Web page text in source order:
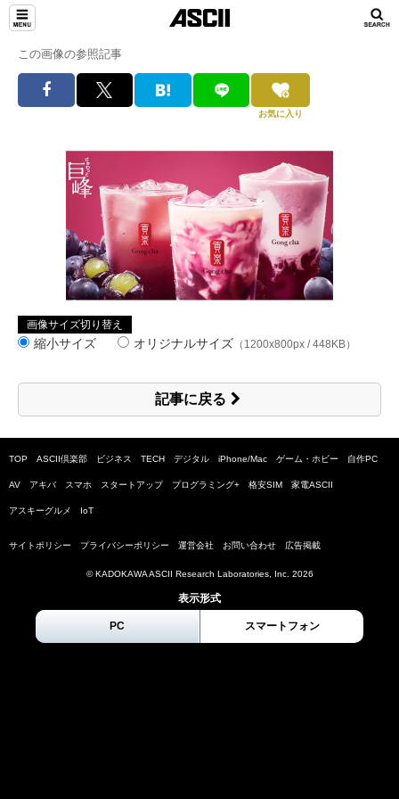
この画像の参照記事
お気に入り
画像サイズ切り替え
縮小サイズ オリジナルサイズ （1200x800px / 448KB）
記事に戻る
TOP ASCII倶楽部 ビジネス TECH デジタル iPhone/Mac ゲーム・ホビー 自作PC
AV アキバ スマホ スタートアップ プログラミング+ 格安SIM 家電ASCII
アスキーグルメ IoT
サイトポリシー プライバシーポリシー 運営会社 お問い合わせ 広告掲載
© KADOKAWA ASCII Research Laboratories, Inc. 2026
表示形式
PC スマートフォン